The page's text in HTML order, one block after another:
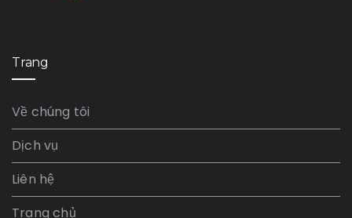
Trang
Về chúng tôi
Dịch vụ
Liên hệ
Trang chủ